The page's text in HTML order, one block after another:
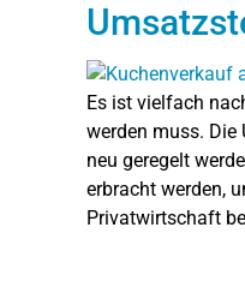
Es ist vielfach
werden muss. Die
neu geregelt
erbracht werden,
Privatwirtschaft